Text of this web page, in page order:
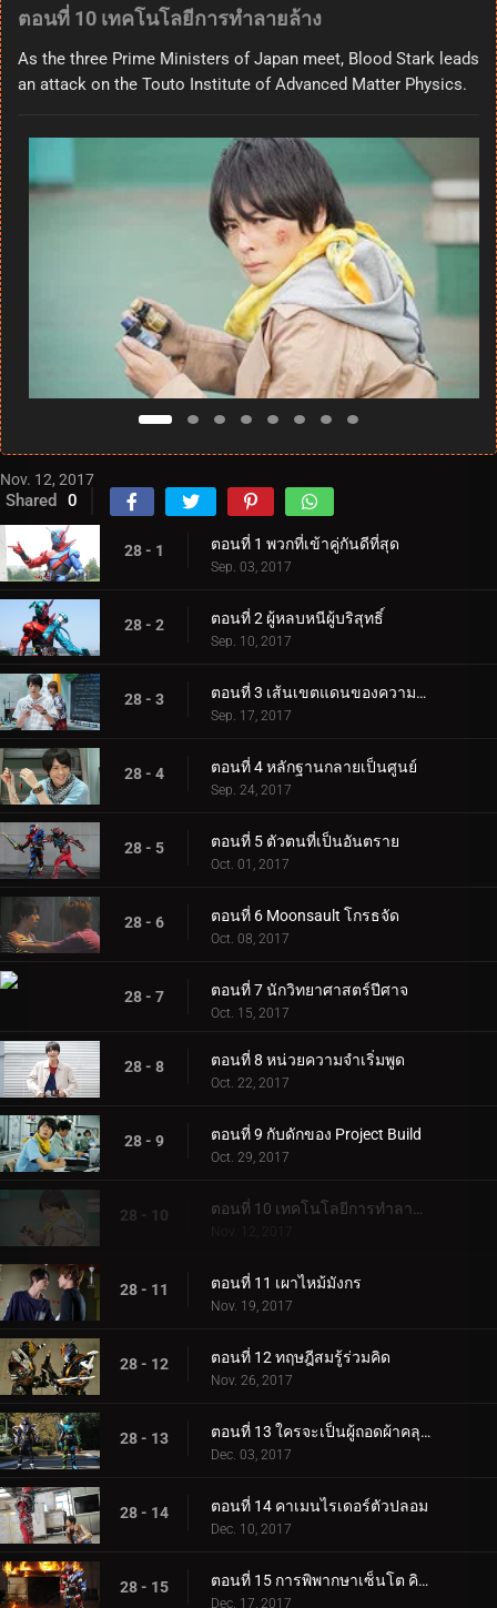
ตอนที่ 10 เทคโนโลยีการทำลายล้าง
As the three Prime Ministers of Japan meet, Blood Stark leads
an attack on the Touto Institute of Advanced Matter Physics.
Nov. 12, 2017
Shared 0
28 - 1 ตอนที่ 1 พวกที่เข้าคู่กันดีที่สุด
Sep. 03, 2017
28 - 2 ตอนที่ 2 ผู้หลบหนีผู้บริสุทธิ์
Sep. 10, 2017
28 - 3 ตอนที่ 3 เส้นเขตแดนของความยุติธรรม
Sep. 17, 2017
28 - 4 ตอนที่ 4 หลักฐานกลายเป็นศูนย์
Sep. 24, 2017
28 - 5 ตอนที่ 5 ตัวตนที่เป็นอันตราย
Oct. 01, 2017
28 - 6 ตอนที่ 6 Moonsault โกรธจัด
Oct. 08, 2017
28 - 7 ตอนที่ 7 นักวิทยาศาสตร์ปีศาจ
Oct. 15, 2017
28 - 8 ตอนที่ 8 หน่วยความจำเริ่มพูด
Oct. 22, 2017
28 - 9 ตอนที่ 9 กับดักของ Project Build
Oct. 29, 2017
28 - 10
28 - 11 ตอนที่ 11 เผาไหม้มังกร
Nov. 19, 2017
28 - 12 ตอนที่ 12 ทฤษฎีสมรู้ร่วมคิด
Nov. 26, 2017
28 - 13 ตอนที่ 13 ใครจะเป็นผู้ถอดผ้าคลุมหน้าออก?
Dec. 03, 2017
28 - 14 ตอนที่ 14 คาเมนไรเดอร์ตัวปลอม
Dec. 10, 2017
28 - 15 ตอนที่ 15 การพิพากษาเซ็นโต คิริว!
Dec. 17, 2017